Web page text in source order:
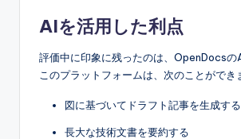
AIを活用した利点
評価中に印象に残ったのは、OpenDocsの
このプラットフォームは、次のことができ
図に基づいてドラフト記事を生成する
長大な技術文書を要約する